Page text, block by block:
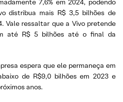
7,6% em 2024, podendo
distribua mais R$ 3,5 bilhões de
Vale ressaltar que a Vivo pretende
até R$ 5 bilhões até o final da
espera que ele permaneça em
de R$9,0 bilhões em 2023 e
anos.